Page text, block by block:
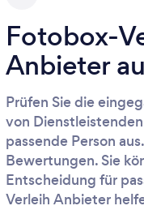
Fotobox-
Anbieter
Prüfen Sie die
von
passende Person
Bewertungen. Sie
Entscheidung für
Verleih Anbieter